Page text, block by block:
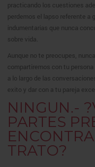
practicando los cuestiones
perdemos el lapso referente a
indumentarias que nunca
sobre vida.
Aunque no te preocupes,
compartiremos con tu
a lo largo de las
exito y dar con a tu pareja
NINGUN.-
PARTES
TRATO?